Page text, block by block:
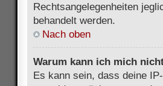
Rechtsangelegenheiten
behandelt werden.
Nach oben
Warum kann ich mich
Es kann sein, dass deine